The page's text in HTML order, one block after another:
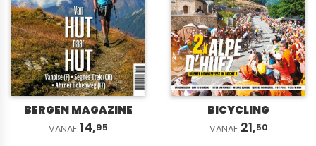
BERGEN MAGAZINE
VANAF 14,95
BICYCLING
VANAF 21,50